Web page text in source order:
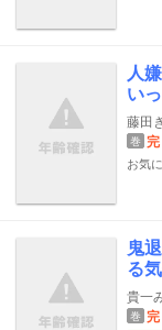
人
い
藤田
巻 完
お気
鬼
る
貴一
巻 完